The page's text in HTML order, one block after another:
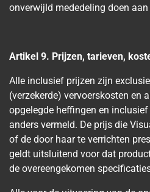
onverwijld mededeling doen aan
Artikel 9. Prijzen, tarieven,
Alle inclusief prijzen zijn
(verzekerde) vervoerskosten en
opgelegde heffingen en
anders vermeld. De prijs die
of de door haar te verrichten
geldt uitsluitend voor dat
de overeengekomen